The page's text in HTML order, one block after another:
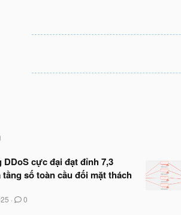
DDoS cực đại đạt đỉnh 7,3
tầng số toàn cầu đối mặt thách
0